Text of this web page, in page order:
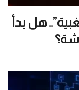
هل بدأ